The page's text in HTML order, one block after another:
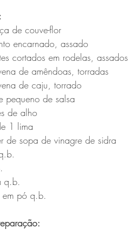
de couve-flor
encarnado, assado
cortados em rodelas, assados
de amêndoas, torradas
de caju, torrado
pequeno de salsa
de alho
1 lima
de sopa de vinagre de sidra
q.b.
em pó q.b.